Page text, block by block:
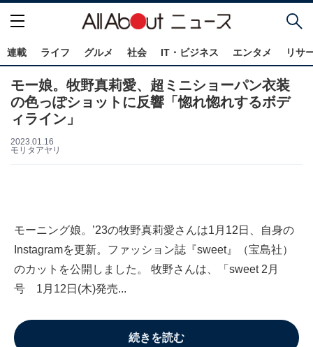
連載 ライフ グルメ 社会 IT・ビジネス エンタメ リサ
モー娘。牧野真莉愛、超ミニショーパン衣装
の色っぽショットに反響「惚れ惚れするボデ
ィライン」
2023.01.16
モリタアヤリ
モーニング娘。’23の牧野真莉愛さんは1月12日、自身の
Instagramを更新。ファッション誌『sweet』（宝島社）
のカットを公開しました。 牧野さんは、「sweet 2月
号 1月12日(木)発売...
続きを読む